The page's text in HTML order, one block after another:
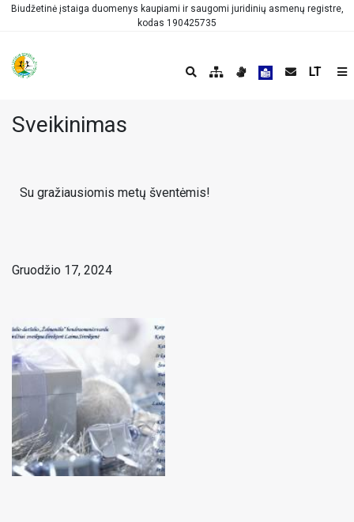
Biudžetinė įstaiga duomenys kaupiami ir saugomi juridinių asmenų registre,
kodas 190425735
LT
Sveikinimas
Su gražiausiomis metų šventėmis!
Gruodžio 17, 2024